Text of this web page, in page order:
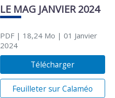
LE MAG JANVIER 2024
PDF| 18,24 Mo | 01 Janvier
2024
Télécharger
Feuilleter sur Calaméo